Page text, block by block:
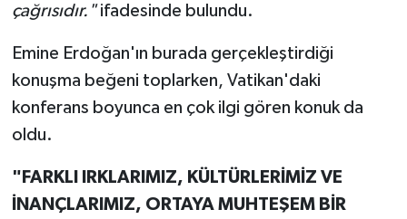
çağrısıdır."ifadesinde bulundu.
Emine Erdoğan'ın burada gerçekleştirdiği
konuşma beğeni toplarken, Vatikan'daki
konferans boyunca en çok ilgi gören konuk da
oldu.
"FARKLI IRKLARIMIZ, KÜLTÜRLERİMİZ VE
İNANÇLARIMIZ, ORTAYA MUHTEŞEM BİR